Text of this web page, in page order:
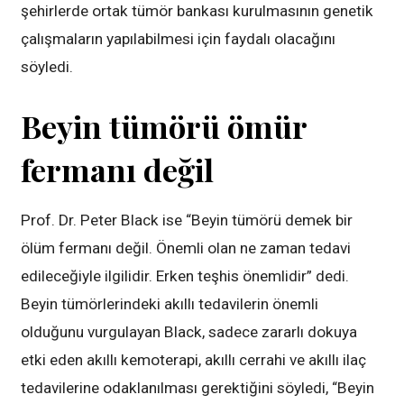
şehirlerde ortak tümör bankası kurulmasının genetik
çalışmaların yapılabilmesi için faydalı olacağını
söyledi.
Beyin tümörü ömür
fermanı değil
Prof. Dr. Peter Black ise “Beyin tümörü demek bir
ölüm fermanı değil. Önemli olan ne zaman tedavi
edileceğiyle ilgilidir. Erken teşhis önemlidir” dedi.
Beyin tümörlerindeki akıllı tedavilerin önemli
olduğunu vurgulayan Black, sadece zararlı dokuya
etki eden akıllı kemoterapi, akıllı cerrahi ve akıllı ilaç
tedavilerine odaklanılması gerektiğini söyledi, “Beyin